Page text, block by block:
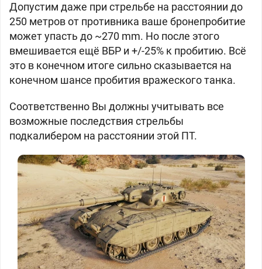
Допустим даже при стрельбе на расстоянии до
250 метров от противника ваше бронепробитие
может упасть до ~270 mm. Но после этого
вмешивается ещё ВБР и +/-25% к пробитию. Всё
это в конечном итоге сильно сказывается на
конечном шансе пробития вражеского танка.
Соответственно Вы должны учитывать все
возможные последствия стрельбы
подкалибером на расстоянии этой ПТ.